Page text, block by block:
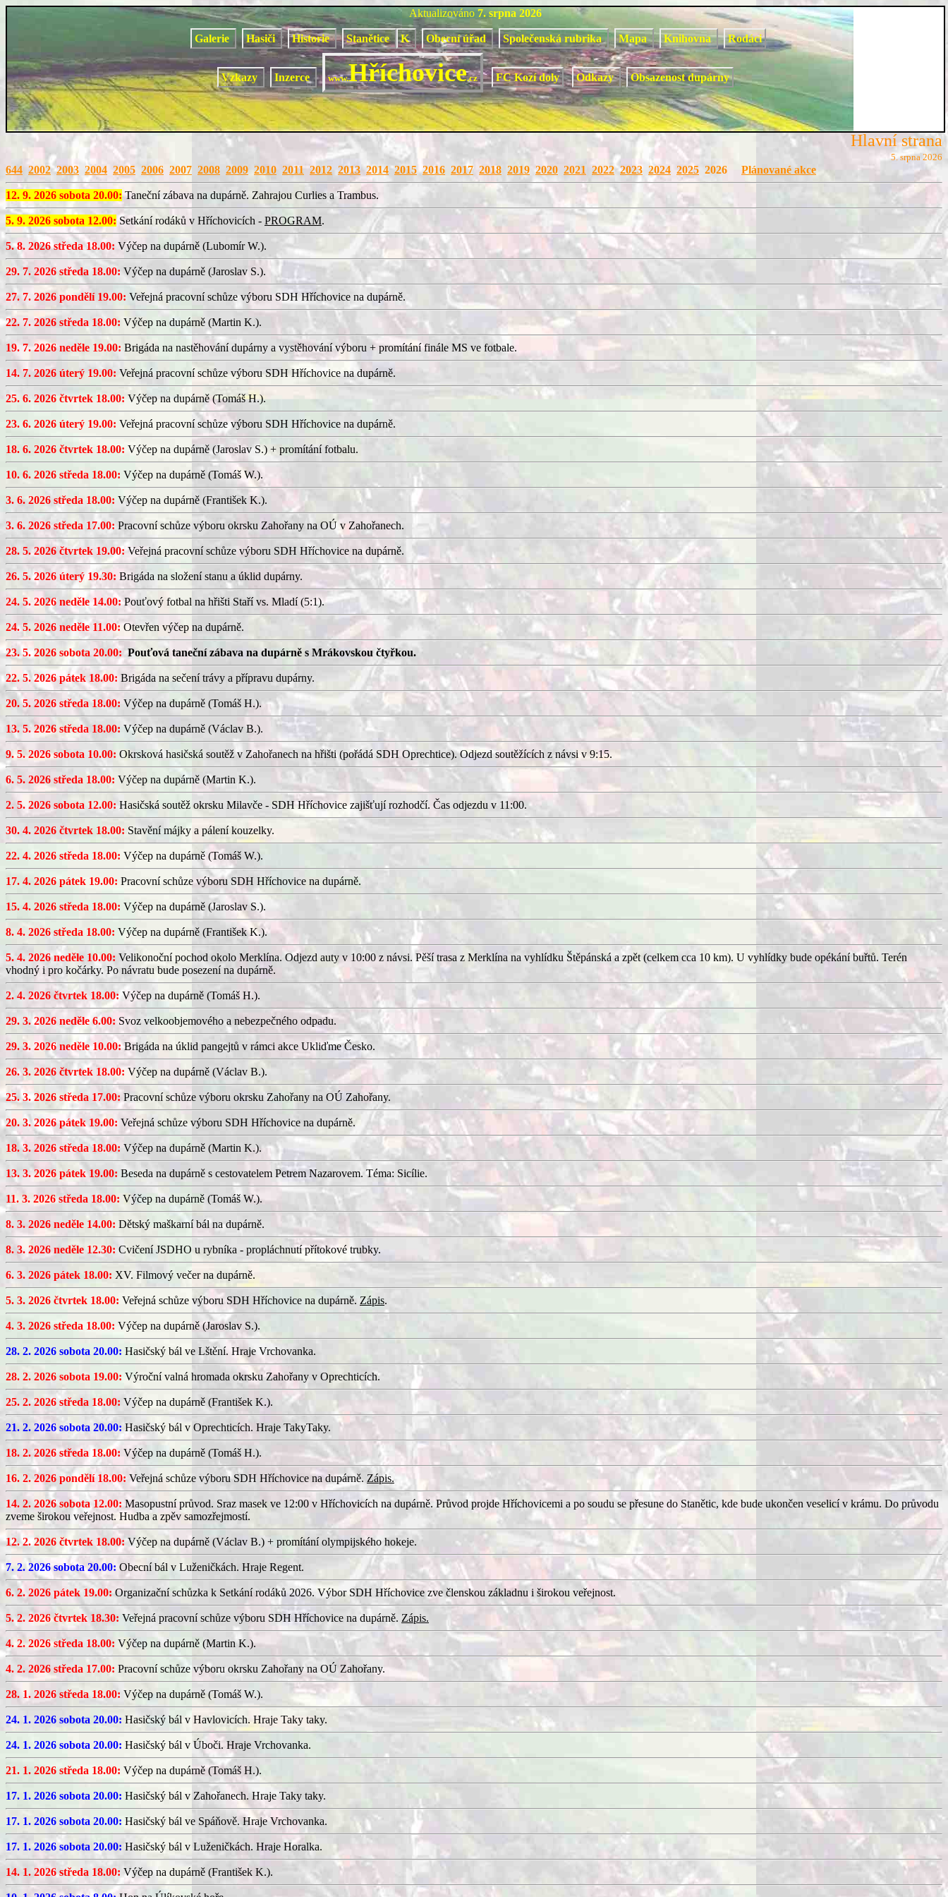
Aktualizováno 7. srpna 2026
Galerie Hasiči Historie Stanětice K Obecní úřad Společenská rubrika Mapa Knihovna Rodáci
Vzkazy Inzerce www.Hříchovice.cz FC Kozí doly Odkazy Obsazenost dupárny
Hlavní strana
5. srpna 2026
644 2002 2003 2004 2005 2006 2007 2008 2009 2010 2011 2012 2013 2014 2015 2016 2017 2018 2019 2020 2021 2022 2023 2024 2025 2026 Plánované akce
12. 9. 2026 sobota 20.00:Taneční zábava na dupárně. Zahrajou Curlies a Trambus.
5. 9. 2026 sobota 12.00: Setkání rodáků v Hříchovicích - PROGRAM.
5. 8. 2026 středa 18.00: Výčep na dupárně (Lubomír W.).
29. 7. 2026 středa 18.00: Výčep na dupárně (Jaroslav S.).
27. 7. 2026 pondělí 19.00: Veřejná pracovní schůze výboru SDH Hříchovice na dupárně.
22. 7. 2026 středa 18.00: Výčep na dupárně (Martin K.).
19. 7. 2026 neděle 19.00: Brigáda na nastěhování dupárny a vystěhování výboru + promítání finále MS ve fotbale.
14. 7. 2026 úterý 19.00: Veřejná pracovní schůze výboru SDH Hříchovice na dupárně.
25. 6. 2026 čtvrtek 18.00: Výčep na dupárně (Tomáš H.).
23. 6. 2026 úterý 19.00: Veřejná pracovní schůze výboru SDH Hříchovice na dupárně.
18. 6. 2026 čtvrtek 18.00: Výčep na dupárně (Jaroslav S.) + promítání fotbalu.
10. 6. 2026 středa 18.00: Výčep na dupárně (Tomáš W.).
3. 6. 2026 středa 18.00: Výčep na dupárně (František K.).
3. 6. 2026 středa 17.00: Pracovní schůze výboru okrsku Zahořany na OÚ v Zahořanech.
28. 5. 2026 čtvrtek 19.00:Veřejná pracovní schůze výboru SDH Hříchovice na dupárně.
26. 5. 2026 úterý 19.30: Brigáda na složení stanu a úklid dupárny.
24. 5. 2026 neděle 14.00:Pouťový fotbal na hřišti Staří vs. Mladí (5:1).
24. 5. 2026 neděle 11.00: Otevřen výčep na dupárně.
23. 5. 2026 sobota 20.00: Pouťová taneční zábava na dupárně s Mrákovskou čtyřkou.
22. 5. 2026 pátek 18.00: Brigáda na sečení trávy a přípravu dupárny.
20. 5. 2026 středa 18.00: Výčep na dupárně (Tomáš H.).
13. 5. 2026 středa 18.00: Výčep na dupárně (Václav B.).
9. 5. 2026 sobota 10.00: Okrsková hasičská soutěž v Zahořanech na hřišti (pořádá SDH Oprechtice). Odjezd soutěžících z návsi v 9:15.
6. 5. 2026 středa 18.00: Výčep na dupárně (Martin K.).
2. 5. 2026 sobota 12.00: Hasičská soutěž okrsku Milavče - SDH Hříchovice zajišťují rozhodčí. Čas odjezdu v 11:00.
30. 4. 2026 čtvrtek 18.00: Stavění májky a pálení kouzelky.
22. 4. 2026 středa 18.00: Výčep na dupárně (Tomáš W.).
17. 4. 2026 pátek 19.00: Pracovní schůze výboru SDH Hříchovice na dupárně.
15. 4. 2026 středa 18.00: Výčep na dupárně (Jaroslav S.).
8. 4. 2026 středa 18.00: Výčep na dupárně (František K.).
5. 4. 2026 neděle 10.00: Velikonoční pochod okolo Merklína. Odjezd auty v 10:00 z návsi. Pěší trasa z Merklína na vyhlídku Štěpánská a zpět (celkem cca 10 km). U vyhlídky bude opékání buřtů. Terén
vhodný i pro kočárky. Po návratu bude posezení na dupárně.
2. 4. 2026 čtvrtek 18.00: Výčep na dupárně (Tomáš H.).
29. 3. 2026 neděle 6.00: Svoz velkoobjemového a nebezpečného odpadu.
29. 3. 2026 neděle 10.00: Brigáda na úklid pangejtů v rámci akce Ukliďme Česko.
26. 3. 2026 čtvrtek 18.00: Výčep na dupárně (Václav B.).
25. 3. 2026 středa 17.00: Pracovní schůze výboru okrsku Zahořany na OÚ Zahořany.
20. 3. 2026 pátek 19.00: Veřejná schůze výboru SDH Hříchovice na dupárně.
18. 3. 2026 středa 18.00: Výčep na dupárně (Martin K.).
13. 3. 2026 pátek 19.00: Beseda na dupárně s cestovatelem Petrem Nazarovem. Téma: Sicílie.
11. 3. 2026 středa 18.00: Výčep na dupárně (Tomáš W.).
8. 3. 2026 neděle 14.00: Dětský maškarní bál na dupárně.
8. 3. 2026 neděle 12.30: Cvičení JSDHO u rybníka - propláchnutí přítokové trubky.
6. 3. 2026 pátek 18.00: XV. Filmový večer na dupárně.
5. 3. 2026 čtvrtek 18.00: Veřejná schůze výboru SDH Hříchovice na dupárně. Zápis.
4. 3. 2026 středa 18.00: Výčep na dupárně (Jaroslav S.).
28. 2. 2026 sobota 20.00: Hasičský bál ve Lštění. Hraje Vrchovanka.
28. 2. 2026 sobota 19.00: Výroční valná hromada okrsku Zahořany v Oprechticích.
25. 2. 2026 středa 18.00: Výčep na dupárně (František K.).
21. 2. 2026 sobota 20.00: Hasičský bál v Oprechticích. Hraje TakyTaky.
18. 2. 2026 středa 18.00: Výčep na dupárně (Tomáš H.).
16. 2. 2026 pondělí 18.00: Veřejná schůze výboru SDH Hříchovice na dupárně. Zápis.
14. 2. 2026 sobota 12.00: Masopustní průvod. Sraz masek ve 12:00 v Hříchovicích na dupárně. Průvod projde Hříchovicemi a po soudu se přesune do Stanětic, kde bude ukončen veselicí v krámu. Do průvodu
zveme širokou veřejnost. Hudba a zpěv samozřejmostí.
12. 2. 2026 čtvrtek 18.00: Výčep na dupárně (Václav B.) + promítání olympijského hokeje.
7. 2. 2026 sobota 20.00: Obecní bál v Luženičkách. Hraje Regent.
6. 2. 2026 pátek 19.00:Organizační schůzka k Setkání rodáků 2026. Výbor SDH Hříchovice zve členskou základnu i širokou veřejnost.
5. 2. 2026 čtvrtek 18.30: Veřejná pracovní schůze výboru SDH Hříchovice na dupárně. Zápis.
4. 2. 2026 středa 18.00: Výčep na dupárně (Martin K.).
4. 2. 2026 středa 17.00: Pracovní schůze výboru okrsku Zahořany na OÚ Zahořany.
28. 1. 2026 středa 18.00: Výčep na dupárně (Tomáš W.).
24. 1. 2026 sobota 20.00: Hasičský bál v Havlovicích. Hraje Taky taky.
24. 1. 2026 sobota 20.00: Hasičský bál v Úboči. Hraje Vrchovanka.
21. 1. 2026 středa 18.00: Výčep na dupárně (Tomáš H.).
17. 1. 2026 sobota 20.00: Hasičský bál v Zahořanech. Hraje Taky taky.
17. 1. 2026 sobota 20.00: Hasičský bál ve Spáňově. Hraje Vrchovanka.
17. 1. 2026 sobota 20.00: Hasičský bál v Luženičkách. Hraje Horalka.
14. 1. 2026 středa 18.00: Výčep na dupárně (František K.).